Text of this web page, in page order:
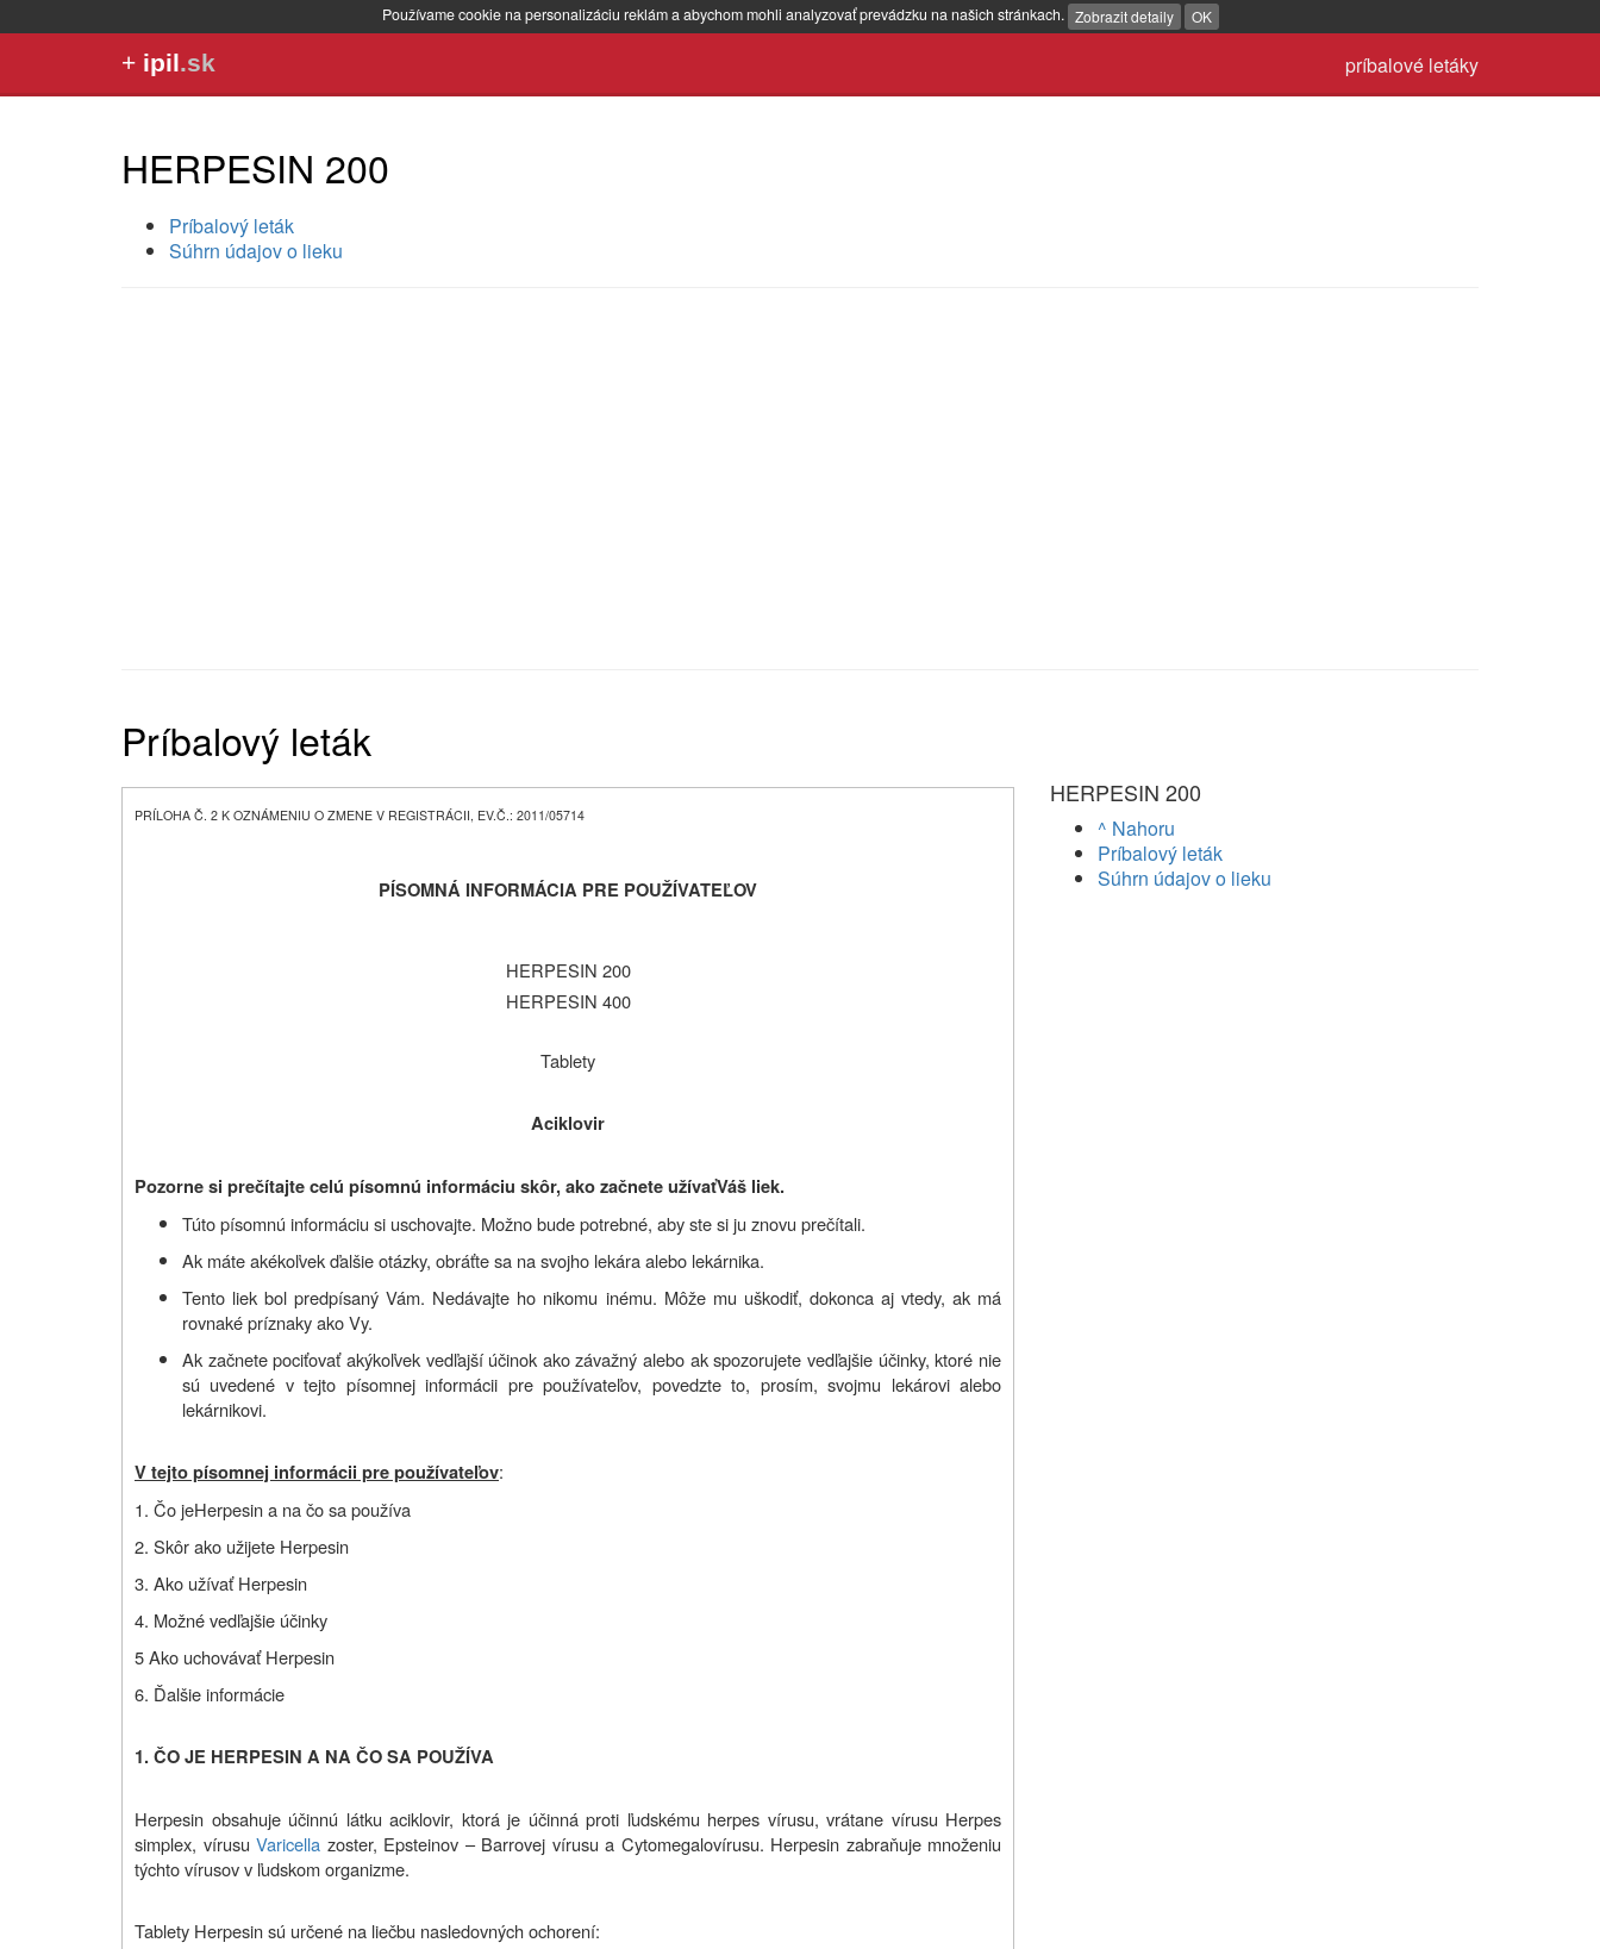
Používame cookie na personalizáciu reklám a abychom mohli analyzovať prevádzku na našich stránkach. Zobrazit detaily OK
príbalové letáky
+ ipil.sk
HERPESIN 200
Príbalový leták
Súhrn údajov o lieku
Príbalový leták
PRÍLOHA Č. 2 K OZNÁMENIU O ZMENE V REGISTRÁCII, EV.Č.: 2011/05714
PÍSOMNÁ INFORMÁCIA PRE POUŽÍVATEĽOV
HERPESIN 200
HERPESIN 400
Tablety
Aciklovir
Pozorne si prečítajte celú písomnú informáciu skôr, ako začnete užívaťVáš liek.
Túto písomnú informáciu si uschovajte. Možno bude potrebné, aby ste si ju znovu prečítali.
Ak máte akékoľvek ďalšie otázky, obráťte sa na svojho lekára alebo lekárnika.
Tento liek bol predpísaný Vám. Nedávajte ho nikomu inému. Môže mu uškodiť, dokonca aj vtedy, ak má
rovnaké príznaky ako Vy.
Ak začnete pociťovať akýkoľvek vedľajší účinok ako závažný alebo ak spozorujete vedľajšie účinky, ktoré nie
sú uvedené v tejto písomnej informácii pre používateľov, povedzte to, prosím, svojmu lekárovi alebo
lekárnikovi.
V tejto písomnej informácii pre používateľov:
1. Čo jeHerpesin a na čo sa používa
2. Skôr ako užijete Herpesin
3. Ako užívať Herpesin
4. Možné vedľajšie účinky
5 Ako uchovávať Herpesin
6. Ďalšie informácie
1. ČO JE HERPESIN A NA ČO SA POUŽÍVA
Herpesin obsahuje účinnú látku aciklovir, ktorá je účinná proti ľudskému herpes vírusu, vrátane vírusu Herpes
simplex, vírusu Varicella zoster, Epsteinov – Barrovej vírusu a Cytomegalovírusu. Herpesin zabraňuje množeniu
týchto vírusov v ľudskom organizme.
Tablety Herpesin sú určené na liečbu nasledovných ochorení:
HERPESIN 200
^ Nahoru
Príbalový leták
Súhrn údajov o lieku